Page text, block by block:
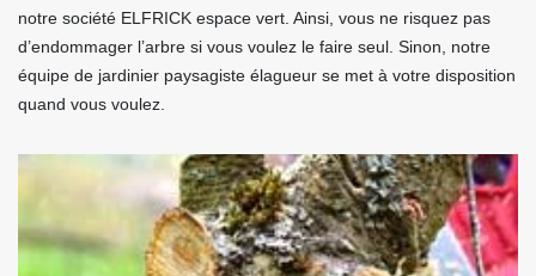
notre société ELFRICK espace vert. Ainsi, vous ne risquez pas
d’endommager l’arbre si vous voulez le faire seul. Sinon, notre
équipe de jardinier paysagiste élagueur se met à votre disposition
quand vous voulez.